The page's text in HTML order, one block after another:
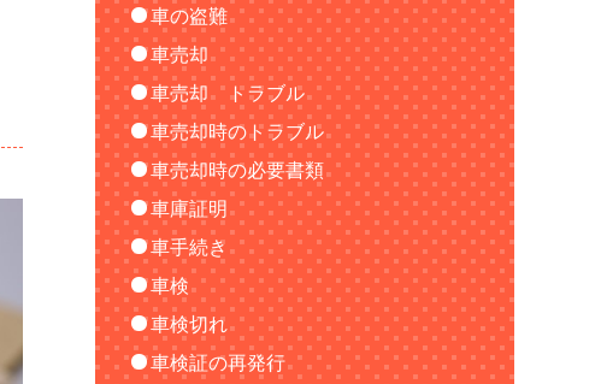
車の盗難
車売却
車売却 トラブル
車売却時のトラブル
車売却時の必要書類
車庫証明
車手続き
車検
車検切れ
車検証の再発行